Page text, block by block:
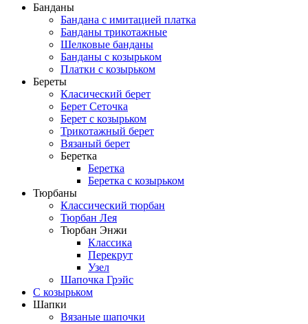
Банданы
Бандана с имитацией платка
Банданы трикотажные
Шелковые банданы
Банданы с козырьком
Платки с козырьком
Береты
Класический берет
Берет Сеточка
Берет с козырьком
Трикотажный берет
Вязаный берет
Беретка
Беретка
Беретка с козырьком
Тюрбаны
Классический тюрбан
Тюрбан Лея
Тюрбан Энжи
Классика
Перекрут
Узел
Шапочка Грэйс
С козырьком
Шапки
Вязаные шапочки